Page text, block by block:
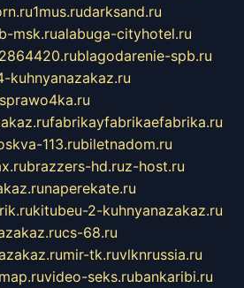
1mus.rudarksand.ru
msk.rualabuga-cityhotel.ru
2864420.rublagodarenie-spb.ru
kuhnyanazakaz.ru
fabrikayfabrikaefabrika.ru
113.rubiletnadom.ru
brazzers-hd.ruz-host.ru
naperekate.ru
kitubeu-2-kuhnyanazakaz.ru
cs-68.ru
mir-tk.ruvlknrussia.ru
video-seks.rubankaribi.ru